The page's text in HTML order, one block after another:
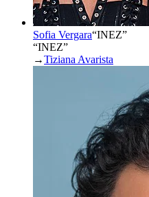
Sofia Vergara“INEZ”
“INEZ”
→Tiziana Avarista